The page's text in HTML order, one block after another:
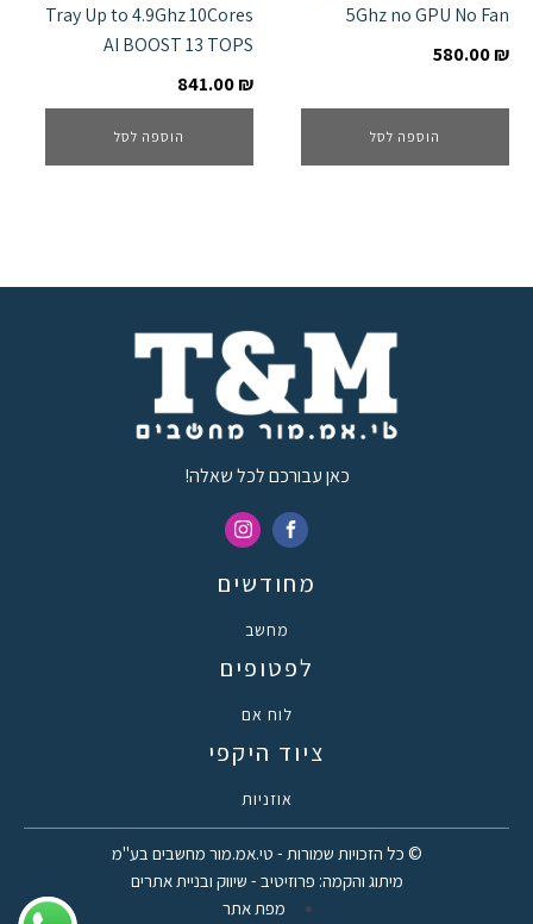
5Ghz no GPU No Fan
580.00₪
הוספה לסל
Tray Up to 4.9Ghz 10Cores
AI BOOST 13 TOPS
841.00₪
הוספה לסל
כאן עבורכם לכל שאלה!
מחודשים
מחשב
לפטופים
לוח אם
ציוד היקפי
אוזניות
© כל הזכויות שמורות - טי.אמ.מור מחשבים בע"מ
מיתוג והקמה: פרוזיטיב - שיווק ובניית אתרים
מפת אתר